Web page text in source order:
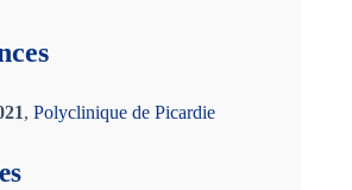
, Polyclinique de Picardie